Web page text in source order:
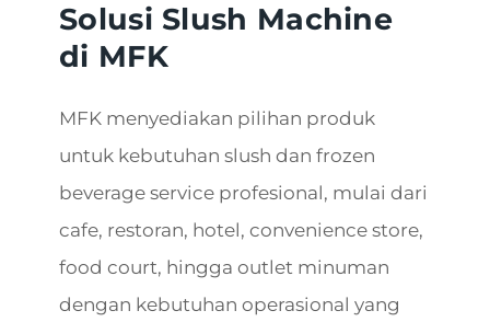
Solusi Slush Machine
di MFK
MFK menyediakan pilihan produk
untuk kebutuhan slush dan frozen
beverage service profesional, mulai dari
cafe, restoran, hotel, convenience store,
food court, hingga outlet minuman
dengan kebutuhan operasional yang